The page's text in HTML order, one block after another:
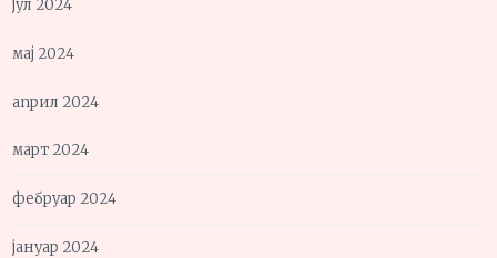
јул 2024
мај 2024
април 2024
март 2024
фебруар 2024
јануар 2024